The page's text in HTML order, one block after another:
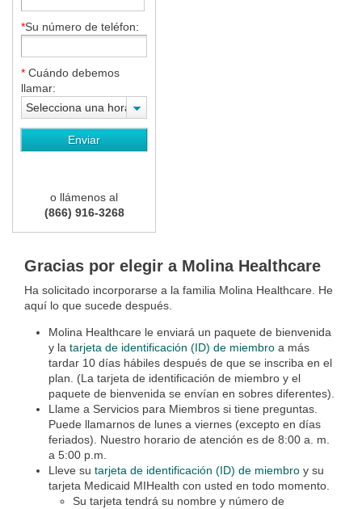
*Su número de teléfon:
* Cuándo debemos
llamar:
Selecciona una hora
o llámenos al
(866) 916-3268
Gracias por elegir a Molina Healthcare
Ha solicitado incorporarse a la familia Molina Healthcare. He
aquí lo que sucede después.
Molina Healthcare le enviará un paquete de bienvenida
y la tarjeta de identificación (ID) de miembro a más
tardar 10 días hábiles después de que se inscriba en el
plan. (La tarjeta de identificación de miembro y el
paquete de bienvenida se envían en sobres diferentes).
Llame a Servicios para Miembros si tiene preguntas.
Puede llamarnos de lunes a viernes (excepto en días
feriados). Nuestro horario de atención es de 8:00 a. m.
a 5:00 p.m.
Lleve su tarjeta de identificación (ID) de miembro y su
tarjeta Medicaid MIHealth con usted en todo momento.
Su tarjeta tendrá su nombre y número de